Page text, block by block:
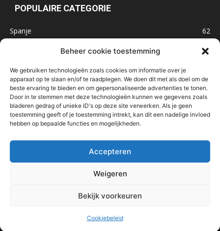
Beheer cookie toestemming
We gebruiken technologieën zoals cookies om informatie over je
apparaat op te slaan en/of te raadplegen. We doen dit met als doel om de
beste ervaring te bieden en om gepersonaliseerde advertenties te tonen.
Door in te stemmen met deze technologieën kunnen we gegevens zoals
bladeren gedrag of unieke ID's op deze site verwerken. Als je geen
toestemming geeft of je toestemming intrekt, kan dit een nadelige invloed
hebben op bepaalde functies en mogelijkheden.
Accepteren
Weigeren
Bekijk voorkeuren
Cookiebeleid
POPULAIRE CATEGORIE
Spanje
62
47
Marokko
32
IJsland
32
Malta
Roemenië
29
Contact Nieuwsbrief
In de media
© 2025 - Mooie plekken op aarde